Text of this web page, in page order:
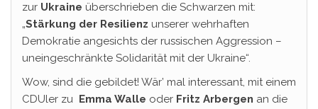
zur Ukraine überschrieben die Schwarzen mit:
„Stärkung der Resilienz unserer wehrhaften
Demokratie angesichts der russischen Aggression –
uneingeschränkte Solidarität mit der Ukraine“.
Wow, sind die gebildet! Wär’ mal interessant, mit einem
CDUler zu Emma Walle oder Fritz Arbergen an die